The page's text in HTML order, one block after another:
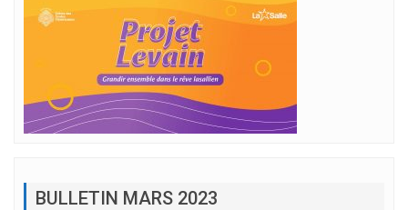
BULLETIN MARS 2023